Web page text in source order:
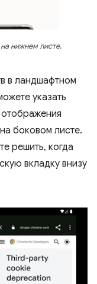
на нижнем листе.
в ландшафтном
указать
боковом листе.
решить, когда
вкладку внизу